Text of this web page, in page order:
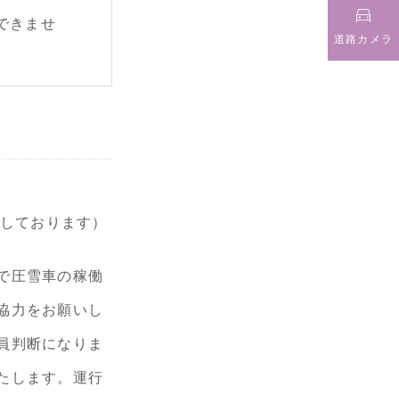
きませ
ております）
圧雪車の稼働
力をお願いし
判断になりま
します。運行

道路カメラ